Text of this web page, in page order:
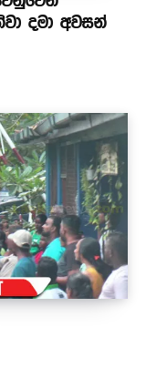
දමා අවසන්